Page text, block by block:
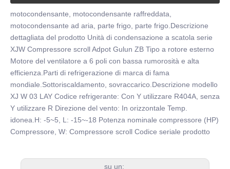
motocondensante, motocondensante raffreddata,
motocondensante ad aria, parte frigo, parte frigo.Descrizione
dettagliata del prodotto Unità di condensazione a scatola serie
XJW Compressore scroll Adpot Gulun ZB Tipo a rotore esterno
Motore del ventilatore a 6 poli con bassa rumorosità e alta
efficienza.Parti di refrigerazione di marca di fama
mondiale.Sottoriscaldamento, sovraccarico.Descrizione modello
XJ W 03 LAY Codice refrigerante: Con Y utilizzare R404A, senza
Y utilizzare R Direzione del vento: In orizzontale Temp.
idonea.H: -5~5, L: -15~-18 Potenza nominale compressore (HP)
Compressore, W: Compressore scroll Codice seriale prodotto
su un: